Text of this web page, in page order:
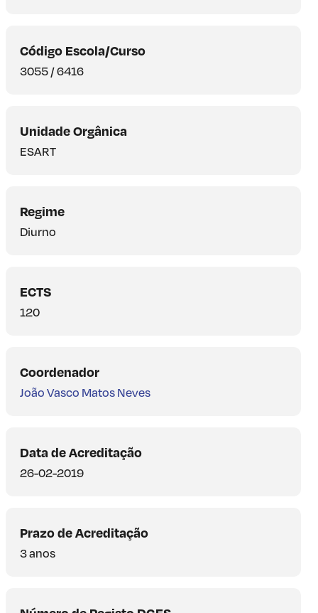
Código Escola/Curso
3055 / 6416
Unidade Orgânica
ESART
Regime
Diurno
ECTS
120
Coordenador
João Vasco Matos Neves
Data de Acreditação
26-02-2019
Prazo de Acreditação
3 anos